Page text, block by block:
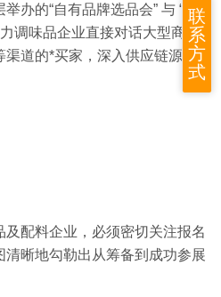
办的“自有品牌选品会” 与 “私
调味品企业直接对话大型商
道的*买家，深入供应链源
及配料企业，必须密切关注报名
晰地勾勒出从筹备到成功参展
联
系
方
式